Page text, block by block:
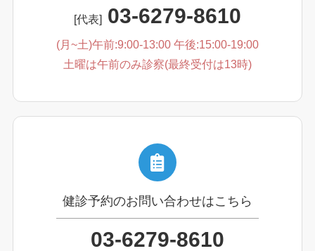
[代表] 03-6279-8610
(月~土)午前:9:00-13:00 午後:15:00-19:00
土曜は午前のみ診察(最終受付は13時)
健診予約のお問い合わせはこちら
03-6279-8610